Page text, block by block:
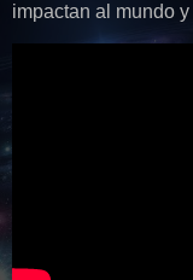
impactan al mundo